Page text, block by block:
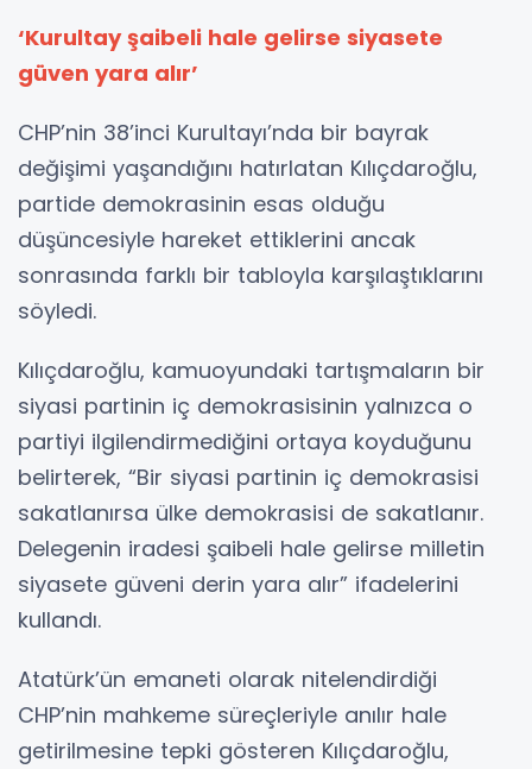
‘Kurultay şaibeli hale gelirse siyasete
güven yara alır’
CHP’nin 38’inci Kurultayı’nda bir bayrak
değişimi yaşandığını hatırlatan Kılıçdaroğlu,
partide demokrasinin esas olduğu
düşüncesiyle hareket ettiklerini ancak
sonrasında farklı bir tabloyla karşılaştıklarını
söyledi.
Kılıçdaroğlu, kamuoyundaki tartışmaların bir
siyasi partinin iç demokrasisinin yalnızca o
partiyi ilgilendirmediğini ortaya koyduğunu
belirterek, “Bir siyasi partinin iç demokrasisi
sakatlanırsa ülke demokrasisi de sakatlanır.
Delegenin iradesi şaibeli hale gelirse milletin
siyasete güveni derin yara alır” ifadelerini
kullandı.
Atatürk’ün emaneti olarak nitelendirdiği
CHP’nin mahkeme süreçleriyle anılır hale
getirilmesine tepki gösteren Kılıçdaroğlu,